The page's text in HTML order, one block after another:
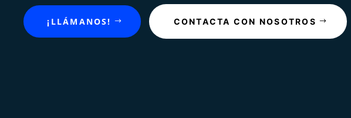
¡LLÁMANOS! CONTACTA CON NOSOTROS